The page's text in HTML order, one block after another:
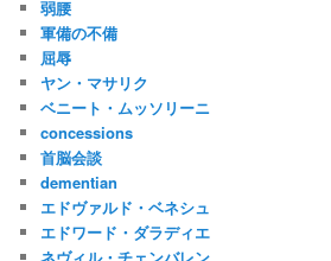
弱腰
軍備の不備
屈辱
ヤン・マサリク
ベニート・ムッソリーニ
concessions
首脳会談
dementian
エドヴァルド・ベネシュ
エドワード・ダラディエ
ネヴィル・チェンバレン